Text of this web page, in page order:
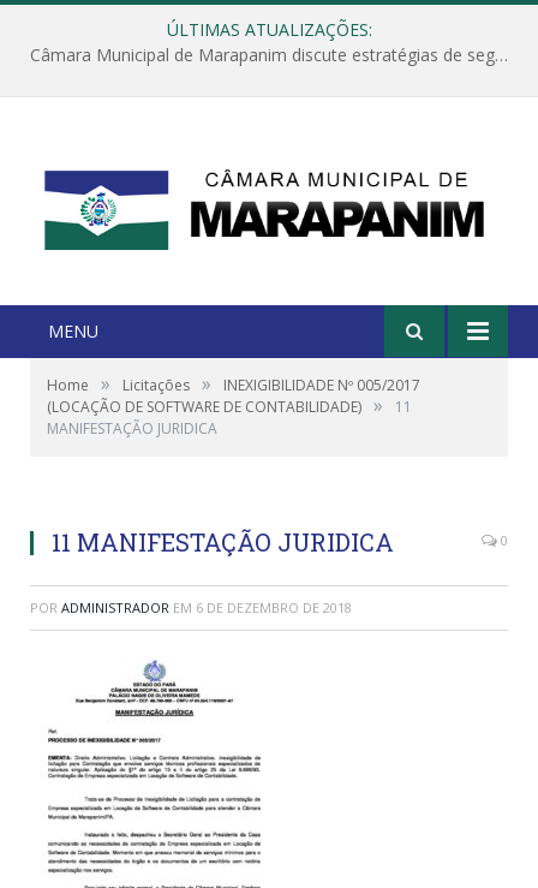
ÚLTIMAS ATUALIZAÇÕES:
Câmara Municipal de Marapanim discute estratégias de segurança com autoridades e poder executivo
MENU
Home » Licitações »
INEXIGIBILIDADE Nº 005/2017
(LOCAÇÃO DE SOFTWARE DE CONTABILIDADE) »
11
MANIFESTAÇÃO JURIDICA
11 MANIFESTAÇÃO JURIDICA 0
POR ADMINISTRADOR EM 6 DE DEZEMBRO DE 2018